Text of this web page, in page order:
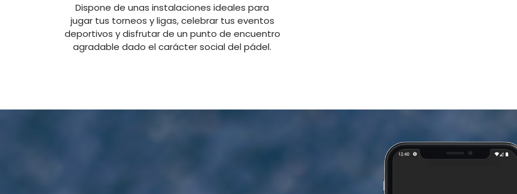
Dispone de unas instalaciones ideales para
jugar tus torneos y ligas, celebrar tus eventos
deportivos y disfrutar de un punto de encuentro
agradable dado el carácter social del pádel.